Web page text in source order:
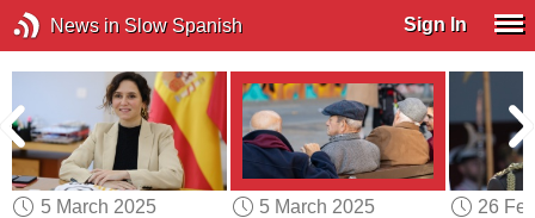
News in Slow Spanish Sign In
5 March 2025
5 March 2025
26